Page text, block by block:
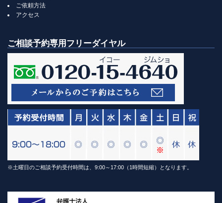
ご依頼方法
アクセス
ご相談予約専用フリーダイヤル
※土曜日のご相談予約受付時間は、9:00～17:00（1時間短縮）となります。